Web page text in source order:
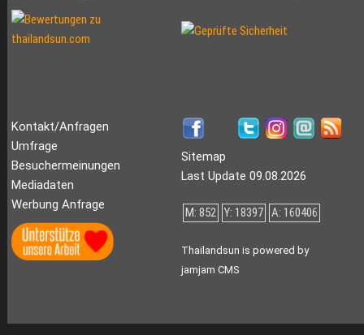
Kontakt/Anfragen
Umfrage
Besuchermeinungen
Mediadaten
Werbung Anfrage
Sitemap
Last Update 09.08.2026
M: 852 Y: 18397 A: 160406
Thailandsun is powered by
jamjam CMS